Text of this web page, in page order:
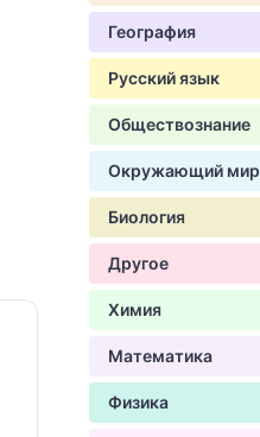
География
Русский язык
Обществознание
Окружающий мир
Биология
Другое
Химия
Математика
Физика